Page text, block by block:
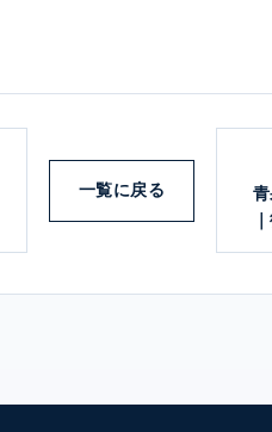
一覧に戻る